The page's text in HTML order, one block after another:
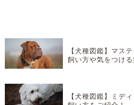
【犬種図鑑】マス
飼い方や気をつける
【犬種図鑑】ミデ